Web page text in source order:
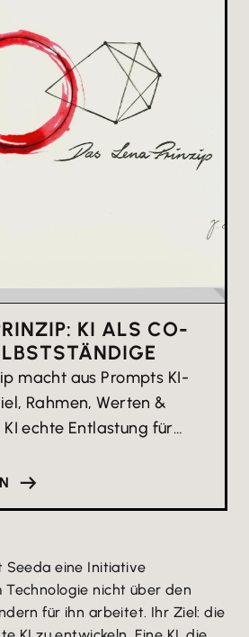
KI ALS CO-
macht aus Prompts KI-
Rahmen, Werten &
echte Entlastung für
Seeda eine Initiative
Technologie nicht über den
für ihn arbeitet. Ihr Ziel: die